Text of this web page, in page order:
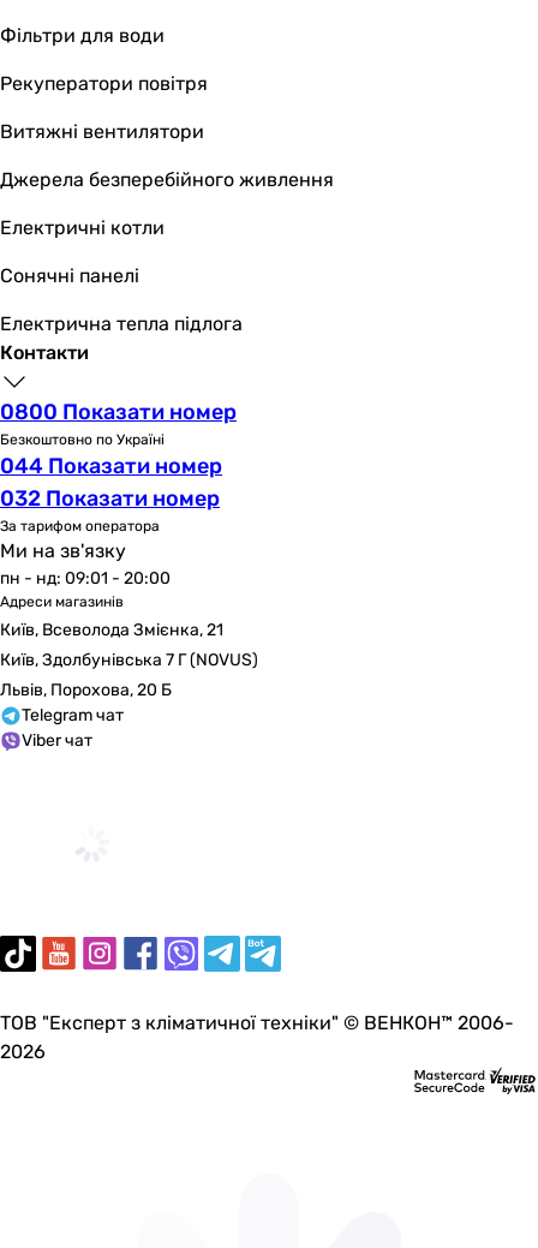
Фільтри для води
Рекуператори повітря
Витяжні вентилятори
Джерела безперебійного живлення
Електричні котли
Сонячні панелі
Електрична тепла підлога
Контакти
0800 Показати номер
Безкоштовно по Україні
044 Показати номер
032 Показати номер
За тарифом оператора
Ми на зв'язку
пн - нд: 09:01 - 20:00
Адреси магазинів
Київ, Всеволода Змієнка, 21
Київ, Здолбунівська 7 Г (NOVUS)
Львів, Порохова, 20 Б
Telegram чат
Viber чат
ТОВ "Експерт з кліматичної техніки" © ВЕНКОН™ 2006-
2026